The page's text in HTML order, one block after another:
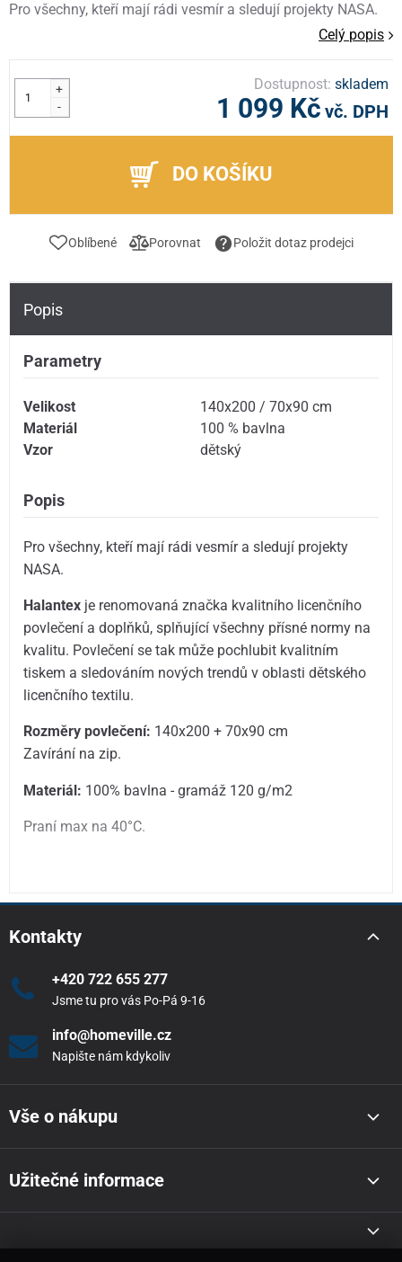
Pro všechny, kteří mají rádi vesmír a sledují projekty NASA.
Celý popis
+
-
Dostupnost:skladem
1 099 Kč vč. DPH
DO KOŠÍKU
Oblíbené Porovnat Položit dotaz prodejci
Popis
Parametry
Velikost
140x200 / 70x90 cm
Materiál
100 % bavlna
Vzor
dětský
Popis
Pro všechny, kteří mají rádi vesmír a sledují projekty
NASA.
Halantex je renomovaná značka kvalitního licenčního
povlečení a doplňků, splňující všechny přísné normy na
kvalitu. Povlečení se tak může pochlubit kvalitním
tiskem a sledováním nových trendů v oblasti dětského
licenčního textilu.
Rozměry povlečení: 140x200 + 70x90 cm
Zavírání na zip.
Materiál: 100% bavlna - gramáž 120 g/m2
Praní max na 40°C.
Kontakty
+420 722 655 277
Jsme tu pro vás Po-Pá 9-16
info@homeville.cz
Napište nám kdykoliv
Vše o nákupu
Užitečné informace